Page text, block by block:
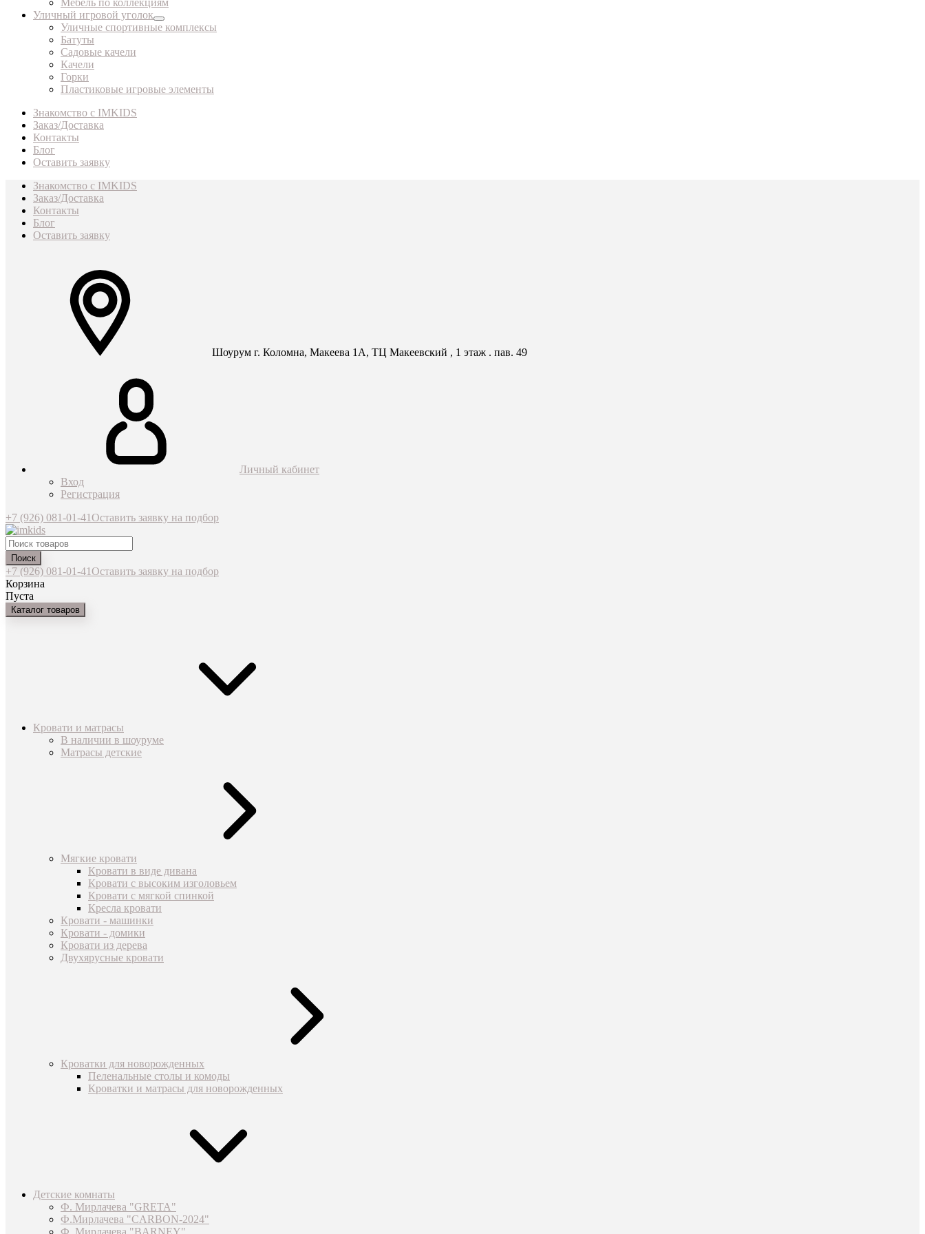
Мебель по коллекциям
Уличный игровой уголок
Уличные спортивные комплексы
Батуты
Садовые качели
Качели
Горки
Пластиковые игровые элементы
Знакомство с IMKIDS
Заказ/Доставка
Контакты
Блог
Оставить заявку
Знакомство с IMKIDS
Заказ/Доставка
Контакты
Блог
Оставить заявку
Шоурум г. Коломна, Макеева 1А, ТЦ Макеевский , 1 этаж . пав. 49
Личный кабинет
Вход
Регистрация
+7 (926) 081-01-41Оставить заявку на подбор
Поиск
+7 (926) 081-01-41Оставить заявку на подбор
Корзина
Пуста
Каталог товаров
Кровати и матрасы
В наличии в шоуруме
Матрасы детские
Мягкие кровати
Кровати в виде дивана
Кровати с высоким изголовьем
Кровати с мягкой спинкой
Кресла кровати
Кровати - машинки
Кровати - домики
Кровати из дерева
Двухярусные кровати
Кроватки для новорожденных
Пеленальные столы и комоды
Кроватки и матрасы для новорожденных
Детские комнаты
Ф. Мирлачева "GRETA"
Ф.Мирлачева "CARBON-2024"
Ф. Мирлачева "BARNEY"